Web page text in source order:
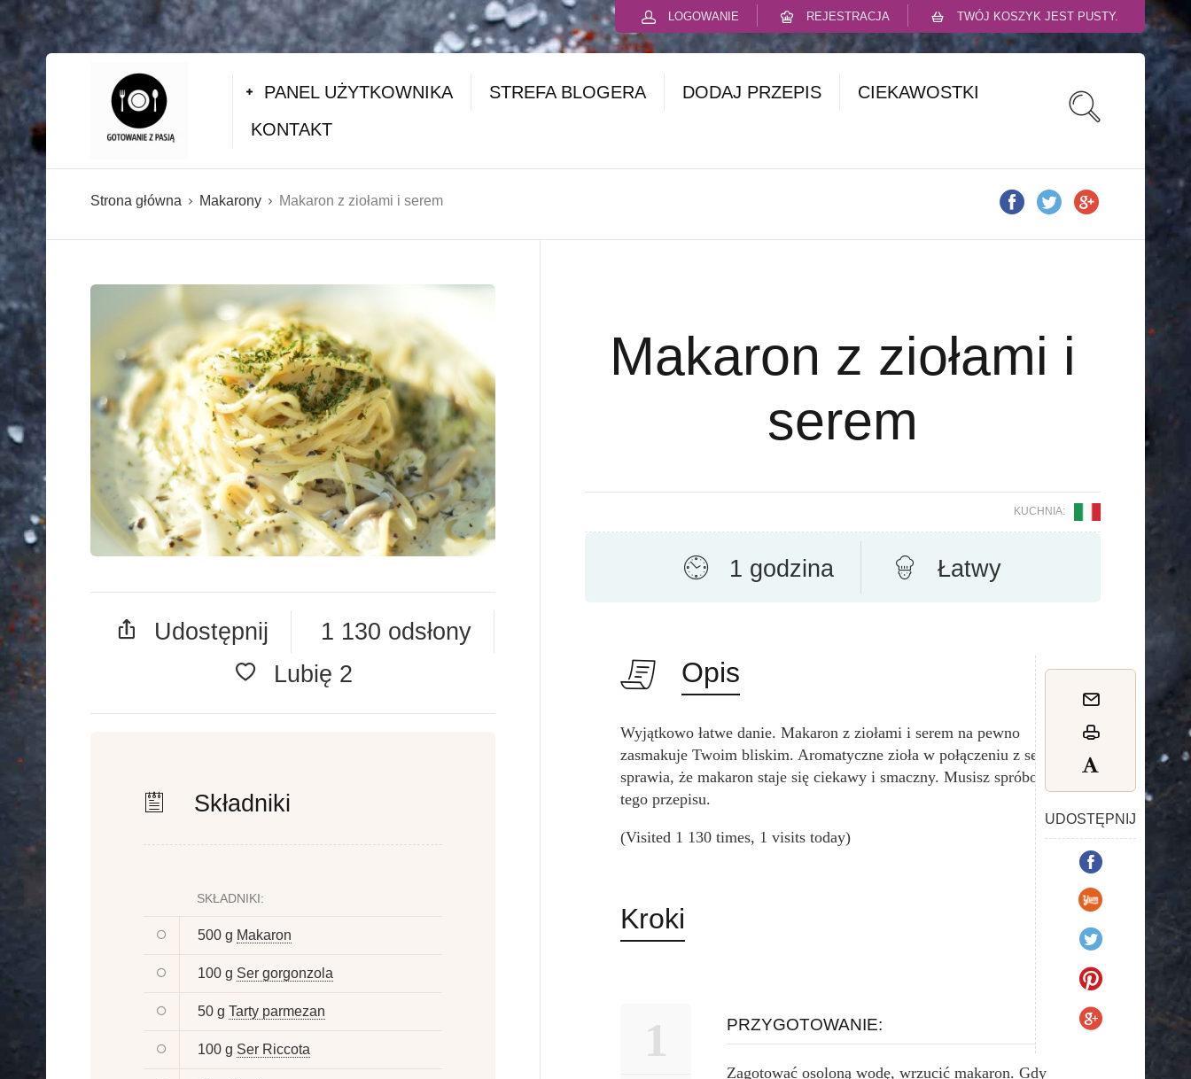
LOGOWANIE REJESTRACJA TWÓJ KOSZYK JEST PUSTY.
PANEL UŻYTKOWNIKA STREFA BLOGERA DODAJ PRZEPIS
CIEKAWOSTKI
KONTAKT
Strona główna Makarony Makaron z ziołami i serem
Udostępnij
1 130 odsłony
Lubię 2
Składniki
SKŁADNIKI:
500 g Makaron
100 g Ser gorgonzola
50 g Tarty parmezan
100 g Ser Riccota
Makaron z ziołami i
serem
KUCHNIA:
1 godzina Łatwy
Opis
UDOSTĘPNIJ
Wyjątkowo łatwe danie. Makaron z ziołami i serem na pewno
zasmakuje Twoim bliskim. Aromatyczne zioła w połączeniu z serem
sprawia, że makaron staje się ciekawy i smaczny. Musisz spróbować
tego przepisu.
(Visited 1 130 times, 1 visits today)
Kroki
1 PRZYGOTOWANIE:
Zagotować osoloną wodę, wrzucić makaron. Gdy